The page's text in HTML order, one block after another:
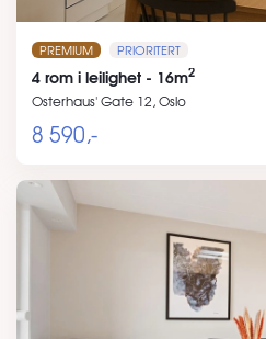
PREMIUM PRIORITERT
4 rom i leilighet - 16m2
Osterhaus' Gate 12, Oslo
8 590,-